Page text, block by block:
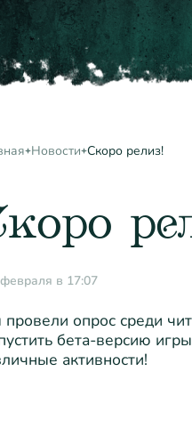
Новости Скоро релиз!
в 17:07
опрос среди
бета-версию
активности!